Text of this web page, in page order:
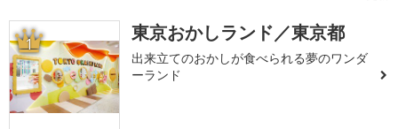
1 東京おかしランド／東京都
出来立てのおかしが食べられる夢のワンダ
ーランド